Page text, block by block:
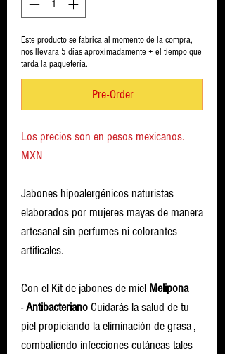
Este producto se fabrica al momento de la compra,
nos llevara 5 días aproximadamente + el tiempo que
tarda la paquetería.
Pre-Order
Los precios son en pesos mexicanos.
MXN
Jabones hipoalergénicos naturistas
elaborados por mujeres mayas de manera
artesanal sin perfumes ni colorantes
artificales.
Con el Kit de jabones de miel Melipona
-AntibacterianoCuidarás la salud de tu
piel propiciando la eliminación de grasa ,
combatiendo infecciones cutáneas tales